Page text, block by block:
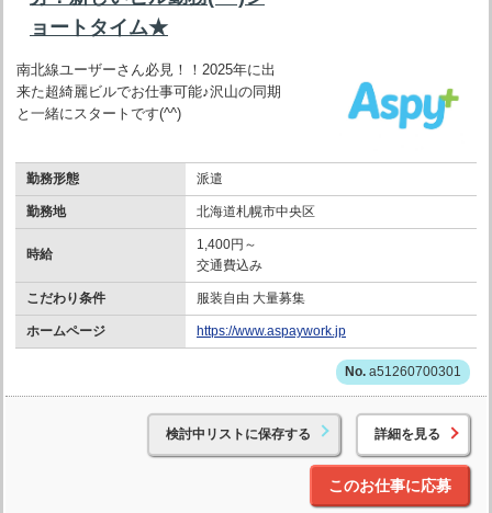
ョートタイム★
南北線ユーザーさん必見！！2025年に出
来た超綺麗ビルでお仕事可能♪沢山の同期
と一緒にスタートです(^^)
勤務形態 派遣
勤務地 北海道札幌市中央区
時給
1,400円～
交通費込み
こだわり条件 服装自由 大量募集
ホームページ https://www.aspaywork.jp
a51260700301
検討中リストに保存する 詳細を見る
このお仕事に応募